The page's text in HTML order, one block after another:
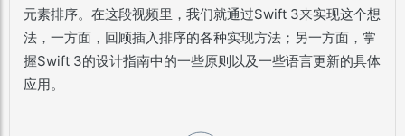
元素排序。在这段视频里，我们就通过Swift 3来实现这个想
法， 一方面，回顾插入排序的各种实现方法；另一方面，掌
握Swift 3的设计指南中的一些原则以及一些语言更新的具体
应用。